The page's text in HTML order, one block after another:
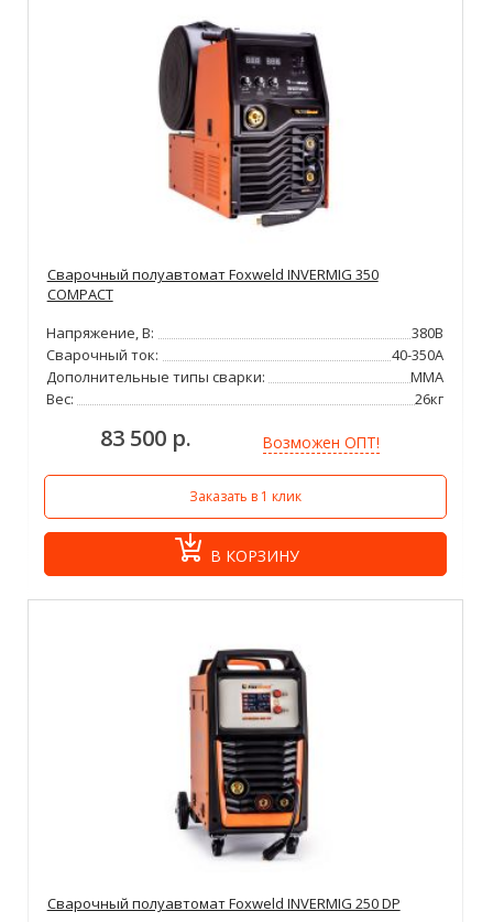
Сварочный полуавтомат Foxweld INVERMIG 350
COMPACT
Напряжение, В:
380В
Сварочный ток:
40-350А
Дополнительные типы сварки:
MMA
Вес:
26кг
83 500 р. Возможен ОПТ!
Заказать в 1 клик
В КОРЗИНУ
Сварочный полуавтомат Foxweld INVERMIG 250 DP